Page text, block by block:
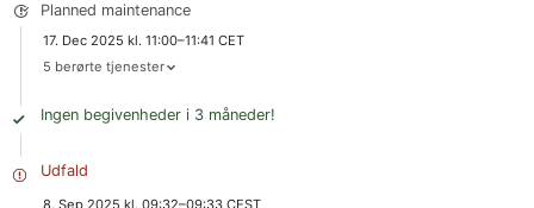
Planned maintenance
17. Dec 2025 kl. 11:00–11:41 CET
5 berørte tjenester
Ingen begivenheder i 3 måneder!
Udfald
8. Sep 2025 kl. 09:32–09:33 CEST